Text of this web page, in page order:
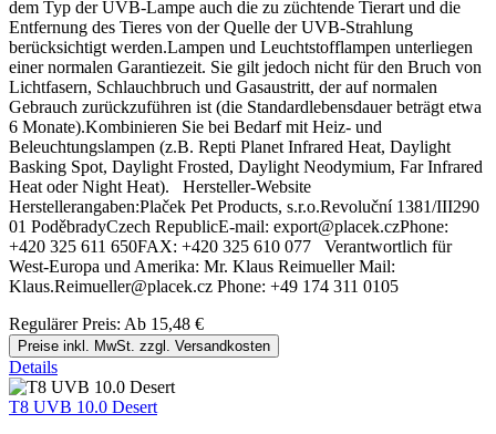
dem Typ der UVB-Lampe auch die zu züchtende Tierart und die
Entfernung des Tieres von der Quelle der UVB-Strahlung
berücksichtigt werden.Lampen und Leuchtstofflampen unterliegen
einer normalen Garantiezeit. Sie gilt jedoch nicht für den Bruch von
Lichtfasern, Schlauchbruch und Gasaustritt, der auf normalen
Gebrauch zurückzuführen ist (die Standardlebensdauer beträgt etwa
6 Monate).Kombinieren Sie bei Bedarf mit Heiz- und
Beleuchtungslampen (z.B. Repti Planet Infrared Heat, Daylight
Basking Spot, Daylight Frosted, Daylight Neodymium, Far Infrared
Heat oder Night Heat). Hersteller-Website
Herstellerangaben:Plaček Pet Products, s.r.o.Revoluční 1381/III290
01 PoděbradyCzech RepublicE-mail: export@placek.czPhone:
+420 325 611 650FAX: +420 325 610 077 Verantwortlich für
West-Europa und Amerika: Mr. Klaus Reimueller Mail:
Klaus.Reimueller@placek.cz Phone: +49 174 311 0105
Regulärer Preis: Ab 15,48 €
Preise inkl. MwSt. zzgl. Versandkosten
Details
T8 UVB 10.0 Desert